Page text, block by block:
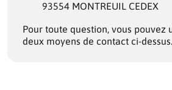
93554 MONTREUIL CEDEX
Pour toute question, vous pouvez
deux moyens de contact ci-dessus.